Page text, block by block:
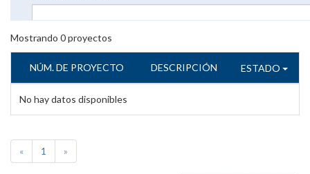
Mostrando 0proyectos
NÚM. DE PROYECTO DESCRIPCIÓN ESTADO
No hay datos disponibles
« 1 »